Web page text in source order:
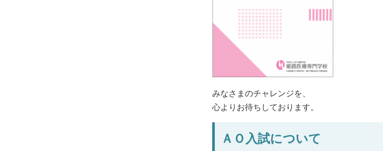
みなさまのチャレンジを、
心よりお待ちしております。
ＡＯ入試について